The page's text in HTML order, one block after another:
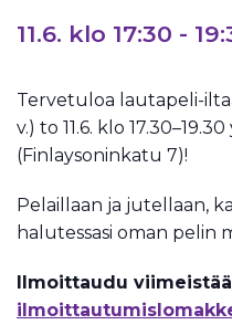
11.6. klo 17:30 -
Tervetuloa lautapeli-
v.) to 11.6. klo
(Finlaysoninkatu 7)!
Pelaillaan ja jutellaan,
halutessasi oman pelin
Ilmoittaudu